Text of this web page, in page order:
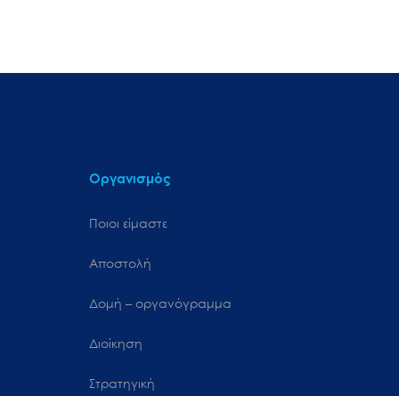
Οργανισμός
Ποιοι είμαστε
Αποστολή
Δομή – οργανόγραμμα
Διοίκηση
Στρατηγική